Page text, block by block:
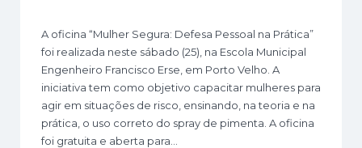
A oficina “Mulher Segura: Defesa Pessoal na Prática”
foi realizada neste sábado (25), na Escola Municipal
Engenheiro Francisco Erse, em Porto Velho. A
iniciativa tem como objetivo capacitar mulheres para
agir em situações de risco, ensinando, na teoria e na
prática, o uso correto do spray de pimenta. A oficina
foi gratuita e aberta para…